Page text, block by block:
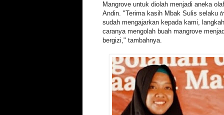
Mangrove untuk diolah menjadi aneka
Andin. "Terima kasih Mbak Sulis selaku
sudah mengajarkan kepada kami,
caranya mengolah buah mangrove
bergizi," tambahnya.